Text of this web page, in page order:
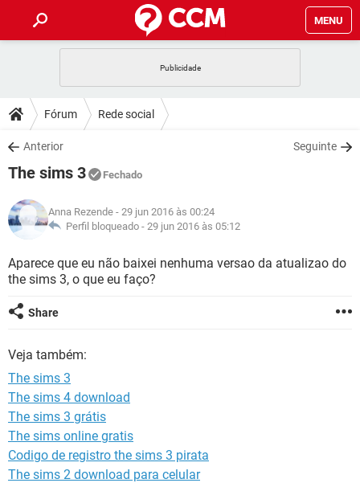
MENU
CELULAR
OUTLOOK
INSTAGRAM
GUIA DE COMPRAS
DICAS
JOGOS
INSTAGRAM GMAIL
GUIA DE COMPRAS
DOWNLOADS
JOGOS
CELULAR
OUTLOOK EXCEL
GUIA DE COMPRAS
JOGOS WHATSAPP
CELULAR
OUTLOOK EXCEL
GLOSSÁRIO
CELULAR
OUTLOOK
GUIA DE COMPRAS
Fórum Rede social
Anterior Seguinte
The sims 3 Fechado
Anna Rezende - 29 jun 2016 às 00:24
Perfil bloqueado - 29 jun 2016 às 05:12
Aparece que eu não baixei nenhuma versao da atualizao do
the sims 3, o que eu faço?
Share
Veja também:
The sims 3
The sims 4 download
The sims 3 grátis
The sims online gratis
Codigo de registro the sims 3 pirata
The sims 2 download para celular